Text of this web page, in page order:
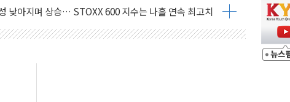
낮아지며 상승… STOXX 600 지수는 나흘 연속 최고치
세
동